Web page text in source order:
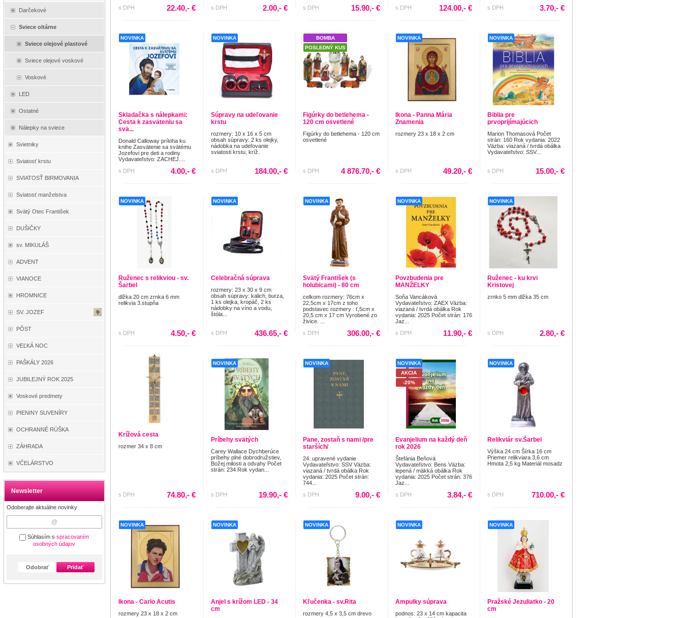
Darčekové
Sviece oltárne
Sviece olejové plastové
Sviece olejové voskové
Voskové
LED
Ostatné
Nálepky na sviece
Svietniky
Sviatosť krstu
SVIATOSŤ BIRMOVANIA
Sviatosť manželstva
Svätý Otec František
DUŠIČKY
sv. MIKULÁŠ
ADVENT
VIANOCE
HROMNICE
SV. JOZEF
PÔST
VEĽKÁ NOC
PAŠKÁLY 2026
JUBILEJNÝ ROK 2025
Voskové predmety
PIENINY SUVENÍRY
OCHRANNÉ RÚŠKA
ZÁHRADA
VČELÁRSTVO
Newsletter
Odoberajte aktuálne novinky
Súhlasím sspracovaním
osobných údajov
Odobrať Pridať
s DPH 22.40,- € s DPH 2.00,- €
s DPH
15.90,- € s DPH 124.00,- € s DPH 3.70,- €
NOVINKA
Skladačka s nálepkami:
Cesta k zasväteniu sa
svä...
Donald Calloway príloha ku
knihe Zasvätenie sa svätému
Jozefovi pre deti a rodiny
Vydavateľstvo: ZACHEJ....
s DPH
4.00,- €
NOVINKA
Súpravy na udeľovanie
krstu
rozmery: 10 x 16 x 5 cm
obsah súpravy: 2 ks olejky,
nádobka na udeľovanie
sviatosti krstu, kríž.
s DPH 184.00,- €
BOMBA
POSLEDNÝ KUS
Figúrky do betlehema -
120 cm osvetlené
Figúrky do betlehema - 120 cm
osvetlené
s DPH 4 876.70,- €
NOVINKA
Ikona - Panna Mária
Znamenia
rozmery 23 x 18 x 2 cm
s DPH 49.20,- €
NOVINKA
Biblia pre
prvoprijímajúcich
Marion Thomasová Počet
strán: 160 Rok vydania: 2022
Väzba: viazaná / tvrdá obálka
Vydavateľstvo: SSV...
s DPH 15.00,- €
NOVINKA
Ruženec s relikviou - sv.
Šarbel
dlžka 20 cm zrnka 6 mm
relikvia 3.stupňa
s DPH 4.50,- €
NOVINKA
Celebračná súprava
rozmery: 23 x 30 x 9 cm
obsah súpravy: kalich, burza,
1 ks olejka, kropáč, 2 ks
nádobky na víno a vodu,
štóla...
s DPH 436.65,- €
NOVINKA
Svätý František (s
holubicami) - 80 cm
celkom rozmery: 76cm x
22,5cm x 17cm z toho
podstavec rozmery : ť,5cm x
20,5 cm x 17 cm Vyrobené zo
živice. ...
s DPH
306.00,- €
NOVINKA
Povzbudenia pre
MANŽELKY
Soňa Vancáková
Vydavateľstvo: ZAEX Väzba:
viazaná / tvrdá obálka Rok
vydania: 2025 Počet strán: 176
Jaz...
s DPH
11.90,- €
NOVINKA
Ruženec - ku krvi
Kristovej
zrnko 5 mm dlžka 35 cm
s DPH 2.80,- €
Krížová cesta
rozmer 34 x 8 cm
s DPH 74.80,- €
NOVINKA
Príbehy svätých
Carey Wallace Dychberúce
príbehy plné dobrodružstiev,
Božej milosti a odvahy Počet
strán: 234 Rok vydan...
s DPH 19.90,- €
NOVINKA
Pane, zostaň s nami /pre
starších/
24. upravené vydanie
Vydavateľstvo: SSV Väzba:
viazaná / tvrdá obálka Rok
vydania: 2025 Počet strán:
744...
s DPH
9.00,- €
NOVINKA
AKCIA
-20%
Evanjelium na každý deň
rok 2026
Štefánia Beňová
Vydavateľstvo: Bens Väzba:
lepená / mäkká obálka Rok
vydania: 2025 Počet strán: 376
Jaz...
s DPH
3.84,- €
NOVINKA
Relikviár sv.Šarbel
Výška 24 cm Šírka 16 cm
Priemer relikviara 3,6 cm
Hmota 2,5 kg Materiál mosadz
s DPH 710.00,- €
NOVINKA
Ikona - Carlo Acutis
rozmery 23 x 18 x 2 cm
NOVINKA
Anjel s krížom LED - 34
cm
NOVINKA
Kľučenka - sv.Rita
rozmery 4,5 x 3,5 cm drevo
NOVINKA
Ampulky súprava
podnos: 23 x 14 cm kapacita
NOVINKA
Pražské Jezuliatko - 20
cm